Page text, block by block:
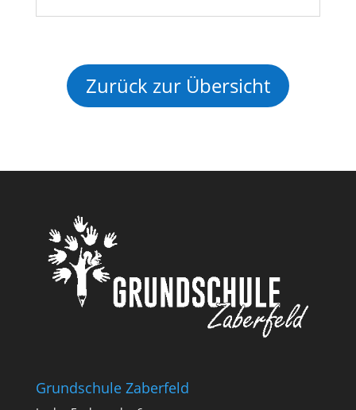
Zurück zur Übersicht
Grundschule Zaberfeld